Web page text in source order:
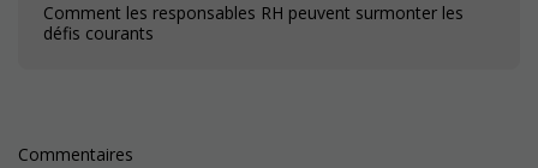
Comment les responsables RH peuvent surmonter les
défis courants
Commentaires